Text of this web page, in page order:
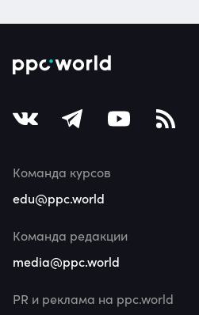
Команда курсов
edu@ppc.world
Команда редакции
media@ppc.world
PR и реклама на ppc.world